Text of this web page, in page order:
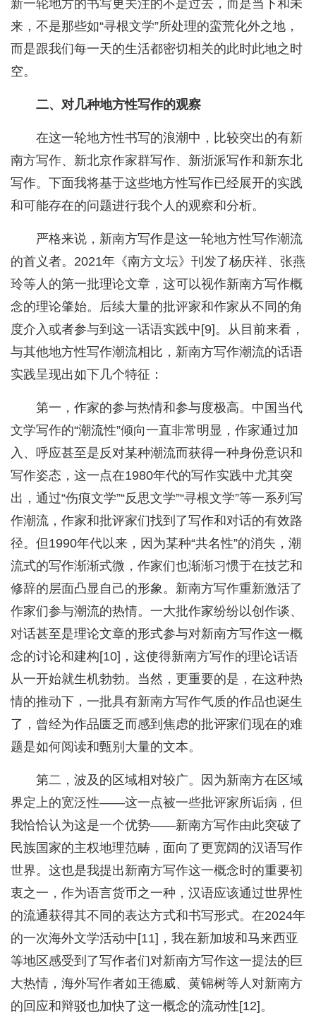
新一轮地方的书写更关注的不是过去，而是当下和未
来，不是那些如“寻根文学”所处理的蛮荒化外之地，
而是跟我们每一天的生活都密切相关的此时此地之时
空。
二、对几种地方性写作的观察
在这一轮地方性书写的浪潮中，比较突出的有新
南方写作、新北京作家群写作、新浙派写作和新东北
写作。下面我将基于这些地方性写作已经展开的实践
和可能存在的问题进行我个人的观察和分析。
严格来说，新南方写作是这一轮地方性写作潮流
的首义者。2021年《南方文坛》刊发了杨庆祥、张燕
玲等人的第一批理论文章，这可以视作新南方写作概
念的理论肇始。后续大量的批评家和作家从不同的角
度介入或者参与到这一话语实践中[9]。从目前来看，
与其他地方性写作潮流相比，新南方写作潮流的话语
实践呈现出如下几个特征：
第一，作家的参与热情和参与度极高。中国当代
文学写作的“潮流性”倾向一直非常明显，作家通过加
入、呼应甚至是反对某种潮流而获得一种身份意识和
写作姿态，这一点在1980年代的写作实践中尤其突
出，通过“伤痕文学”“反思文学”“寻根文学”等一系列写
作潮流，作家和批评家们找到了写作和对话的有效路
径。但1990年代以来，因为某种“共名性”的消失，潮
流式的写作渐渐式微，作家们也渐渐习惯于在技艺和
修辞的层面凸显自己的形象。新南方写作重新激活了
作家们参与潮流的热情。一大批作家纷纷以创作谈、
对话甚至是理论文章的形式参与对新南方写作这一概
念的讨论和建构[10]，这使得新南方写作的理论话语
从一开始就生机勃勃。当然，更重要的是，在这种热
情的推动下，一批具有新南方写作气质的作品也诞生
了，曾经为作品匮乏而感到焦虑的批评家们现在的难
题是如何阅读和甄别大量的文本。
第二，波及的区域相对较广。因为新南方在区域
界定上的宽泛性——这一点被一些批评家所诟病，但
我恰恰认为这是一个优势——新南方写作由此突破了
民族国家的主权地理范畴，面向了更宽阔的汉语写作
世界。这也是我提出新南方写作这一概念时的重要初
衷之一，作为语言货币之一种，汉语应该通过世界性
的流通获得其不同的表达方式和书写形式。在2024年
的一次海外文学活动中[11]，我在新加坡和马来西亚
等地区感受到了写作者们对新南方写作这一提法的巨
大热情，海外写作者如王德威、黄锦树等人对新南方
的回应和辩驳也加快了这一概念的流动性[12]。